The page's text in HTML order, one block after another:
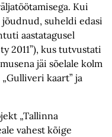
Kui
suheldi edasi
aastatagusel
2011”), kus tutvustati
jäi sõelale kolm
kaart” ja
„Tallinna
vahest kõige